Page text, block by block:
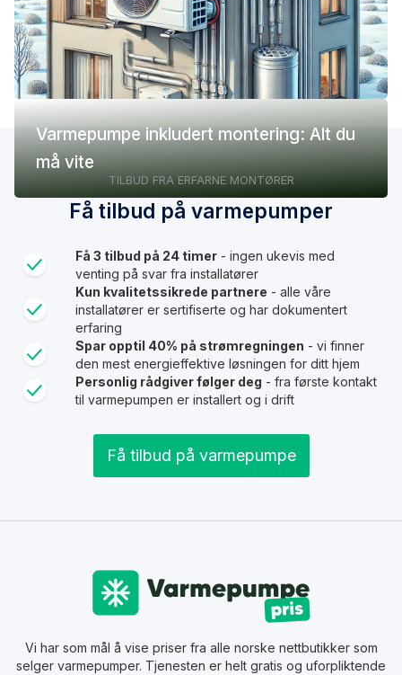
Varmepumpe inkludert montering: Alt du
må vite
TILBUD FRA ERFARNE MONTØRER
Få tilbud på varmepumper
Få 3 tilbud på 24 timer - ingen ukevis med
venting på svar fra installatører
Kun kvalitetssikrede partnere - alle våre
installatører er sertifiserte og har dokumentert
erfaring
Spar opptil 40% på strømregningen - vi finner
den mest energieffektive løsningen for ditt hjem
Personlig rådgiver følger deg - fra første kontakt
til varmepumpen er installert og i drift
Få tilbud på varmepumpe
Vi har som mål å vise priser fra alle norske nettbutikker som
selger varmepumper. Tjenesten er helt gratis og uforpliktende